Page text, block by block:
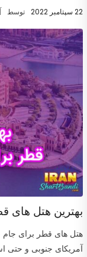
22 سپتامبر 2022 توسط
بهترین هتل های
هتل های قطر برای جام
آمریکای جنوبی و حتی